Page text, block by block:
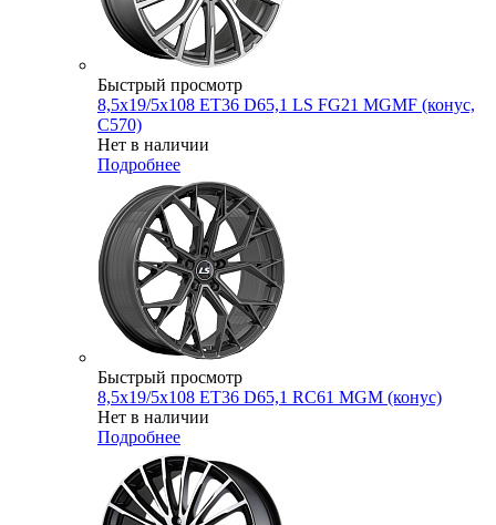
Быстрый просмотр
8,5x19/5x108 ET36 D65,1 LS FG21 MGMF (конус,
C570)
Нет в наличии
Подробнее
Быстрый просмотр
8,5x19/5x108 ET36 D65,1 RC61 MGM (конус)
Нет в наличии
Подробнее